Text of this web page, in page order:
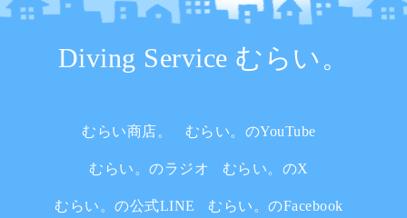
Diving Service むらい。
むらい商店。 むらい。のYouTube
むらい。のラジオ むらい。のX
むらい。の公式LINE むらい。のFacebook